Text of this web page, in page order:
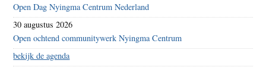
Open Dag Nyingma Centrum Nederland
30 augustus 2026
Open ochtend communitywerk Nyingma Centrum
bekijk de agenda